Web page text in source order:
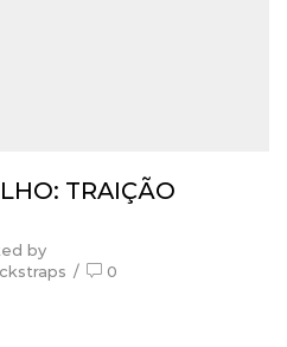
TRAIÇÃO
by
/ 0